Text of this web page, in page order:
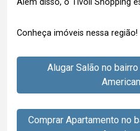
Além disso, o Tivoli Shopping
Conheça imóveis nessa região!
Alugar Salão no
Comprar Apartamento no